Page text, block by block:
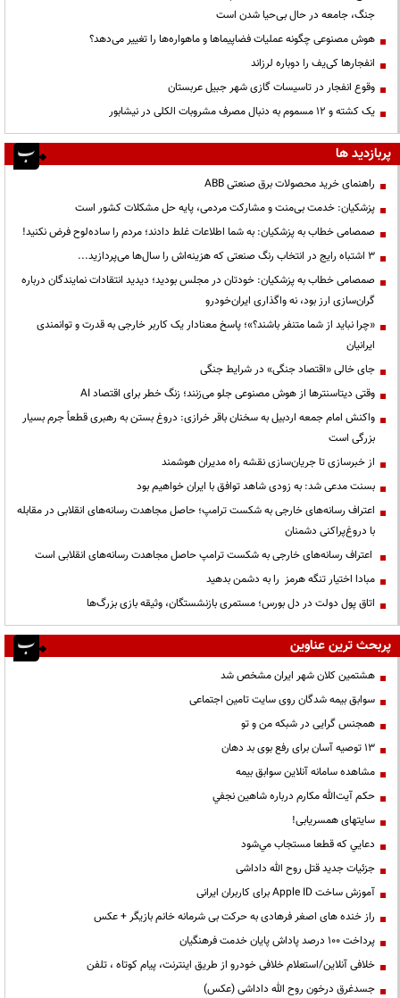
جنگ، جامعه در حال بی‌حیا شدن است
هوش مصنوعی چگونه عملیات فضاپیماها و ماهواره‌ها را تغییر می‌دهد؟
انفجارها کی‌یف را دوباره لرزاند
وقوع انفجار در تاسیسات گازی شهر جبیل عربستان
یک کشته و ۱۲ مسموم به دنبال مصرف مشروبات الکلی در نیشابور
پربازدید ها
راهنمای خرید محصولات برق صنعتی ABB
پزشکیان: خدمت بی‌منت و مشارکت مردمی، پایه حل مشکلات کشور است
صمصامی خطاب به پزشکیان: به شما اطلاعات غلط دادند؛ مردم را ساده‌لوح فرض نکنید!
3 اشتباه رایج در انتخاب رنگ صنعتی که هزینه‌اش را سال‌ها می‌پردازید...
صمصامی خطاب به پزشکیان: خودتان در مجلس بودید؛ دیدید انتقادات نمایندگان درباره
گران‌سازی ارز بود، نه واگذاری ایران‌خودرو
«چرا نباید از شما متنفر باشند؟»؛ پاسخ معنادار یک کاربر خارجی به قدرت و توانمندی
ایرانیان
جای خالی «اقتصاد جنگی» در شرایط جنگی
وقتی دیتاسنترها از هوش مصنوعی جلو می‌زنند؛ زنگ خطر برای اقتصاد AI
واکنش امام جمعه اردبیل به سخنان باقر خرازی: دروغ بستن به رهبری قطعاً جرم بسیار
بزرگی است
از خبرسازی تا جریان‌سازی نقشه راه مدیران هوشمند
بسنت مدعی شد: به زودی شاهد توافق با ایران خواهیم بود
اعتراف رسانه‌های خارجی به شکست ترامپ؛ حاصل مجاهدت رسانه‌های انقلابی در مقابله
با دروغ‌پراکنی دشمنان
اعتراف رسانه‌های خارجی به شکست ترامپ حاصل مجاهدت رسانه‌های انقلابی است
مبادا اختیار تنگه هرمز را به دشمن بدهید
اتاق پول دولت در دل بورس؛ مستمری بازنشستگان، وثیقه بازی بزرگ‌ها
پربحث ترین عناوین
هشتمین کلان شهر ایران مشخص شد
سوابق بیمه شدگان روی سایت تامین اجتماعی
همجنس گرایی در شبکه من و تو
13 توصیه آسان برای رفع بوی بد دهان
مشاهده سامانه آنلاين سوابق بیمه
حكم آيت‌الله مكارم درباره شاهين نجفي
سایتهای همسریابی!
دعايي كه قطعا مستجاب مي‌شود
جزئیات جدید قتل روح الله داداشی
آموزش ساخت Apple ID برای کاربران ایرانی
راز خنده های اصغر فرهادی به حرکت بی شرمانه خانم بازیگر + عکس
پرداخت ۱۰۰ درصد پاداش پایان خدمت فرهنگیان
خلافی آنلاین/استعلام خلافی خودرو از طریق اینترنت، پیام کوتاه ، تلفن
جسدغرق درخون روح الله داداشی (عکس)